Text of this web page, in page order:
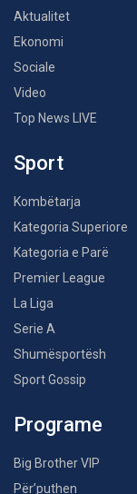
Aktualitet
Ekonomi
Sociale
Video
Top News LIVE
Sport
Kombëtarja
Kategoria Superiore
Kategoria e Parë
Premier League
La Liga
Serie A
Shumësportësh
Sport Gossip
Programe
Big Brother VIP
Për’puthen